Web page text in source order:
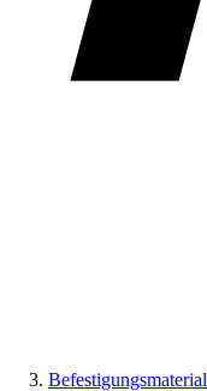
Befestigungsmaterial